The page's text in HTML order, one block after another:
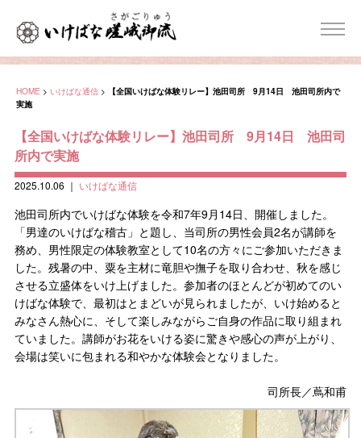
HOME > いけばな通信 >
【全国いけばな体験リレー】池田司所 9月14日 池田司所内で
実施
【全国いけばな体験リレー】池田司所 9月14日 池田司
所内で実施
2025.10.06 ｜ いけばな通信
池田司所内でいけばな体験を令和7年9月14日、開催しました。
「男達のいけばな稽古」と題し、当司所の男性会員2名が講師を
務め、男性限定の体験教室として10名の方々にご参加いただきま
した。残暑の中、粟を主材に竜胆や撫子を取り合わせ、秋を感じ
させる立盛体をいけ上げました。参加者のほとんどが初めてのい
けばな体験で、最初はとまどいが見られましたが、いけ始めると
みなさん熱心に、そして楽しみながらご自身の作品に取り組まれ
ていました。講師がお花をいける姿に驚きや感心の声が上がり、
会場は笑いに包まれる和やかな体験会となりました。
司所長／蔦和甫